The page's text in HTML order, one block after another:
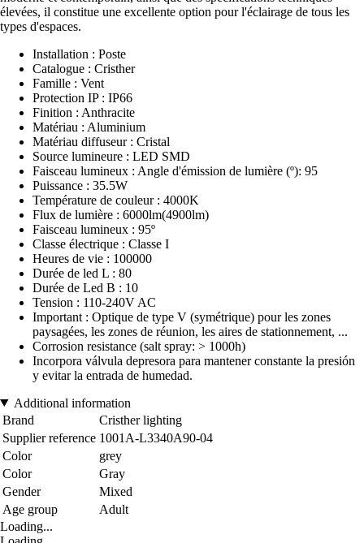
élevées, il constitue une excellente option pour l'éclairage de tous les
types d'espaces.
Installation : Poste
Catalogue : Cristher
Famille : Vent
Protection IP : IP66
Finition : Anthracite
Matériau : Aluminium
Matériau diffuseur : Cristal
Source lumineure : LED SMD
Faisceau lumineux : Angle d'émission de lumière (º): 95
Puissance : 35.5W
Température de couleur : 4000K
Flux de lumière : 6000lm(4900lm)
Faisceau lumineux : 95º
Classe électrique : Classe I
Heures de vie : 100000
Durée de led L : 80
Durée de Led B : 10
Tension : 110-240V AC
Important : Optique de type V (symétrique) pour les zones
paysagées, les zones de réunion, les aires de stationnement, ...
Corrosion resistance (salt spray: > 1000h)
Incorpora válvula depresora para mantener constante la presión
y evitar la entrada de humedad.
Additional information
Brand
Cristher lighting
Supplier reference 1001A-L3340A90-04
Color
grey
Color
Gray
Gender
Mixed
Age group
Adult
Loading...